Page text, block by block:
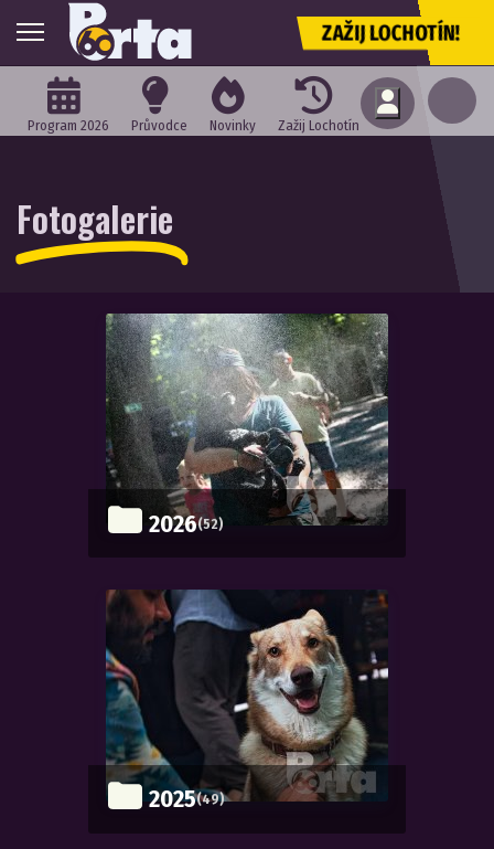
ZAŽIJ LOCHOTÍN!
Program 2026 Průvodce Novinky Zažij Lochotín
Fotogalerie
2026(52)
2025(49)